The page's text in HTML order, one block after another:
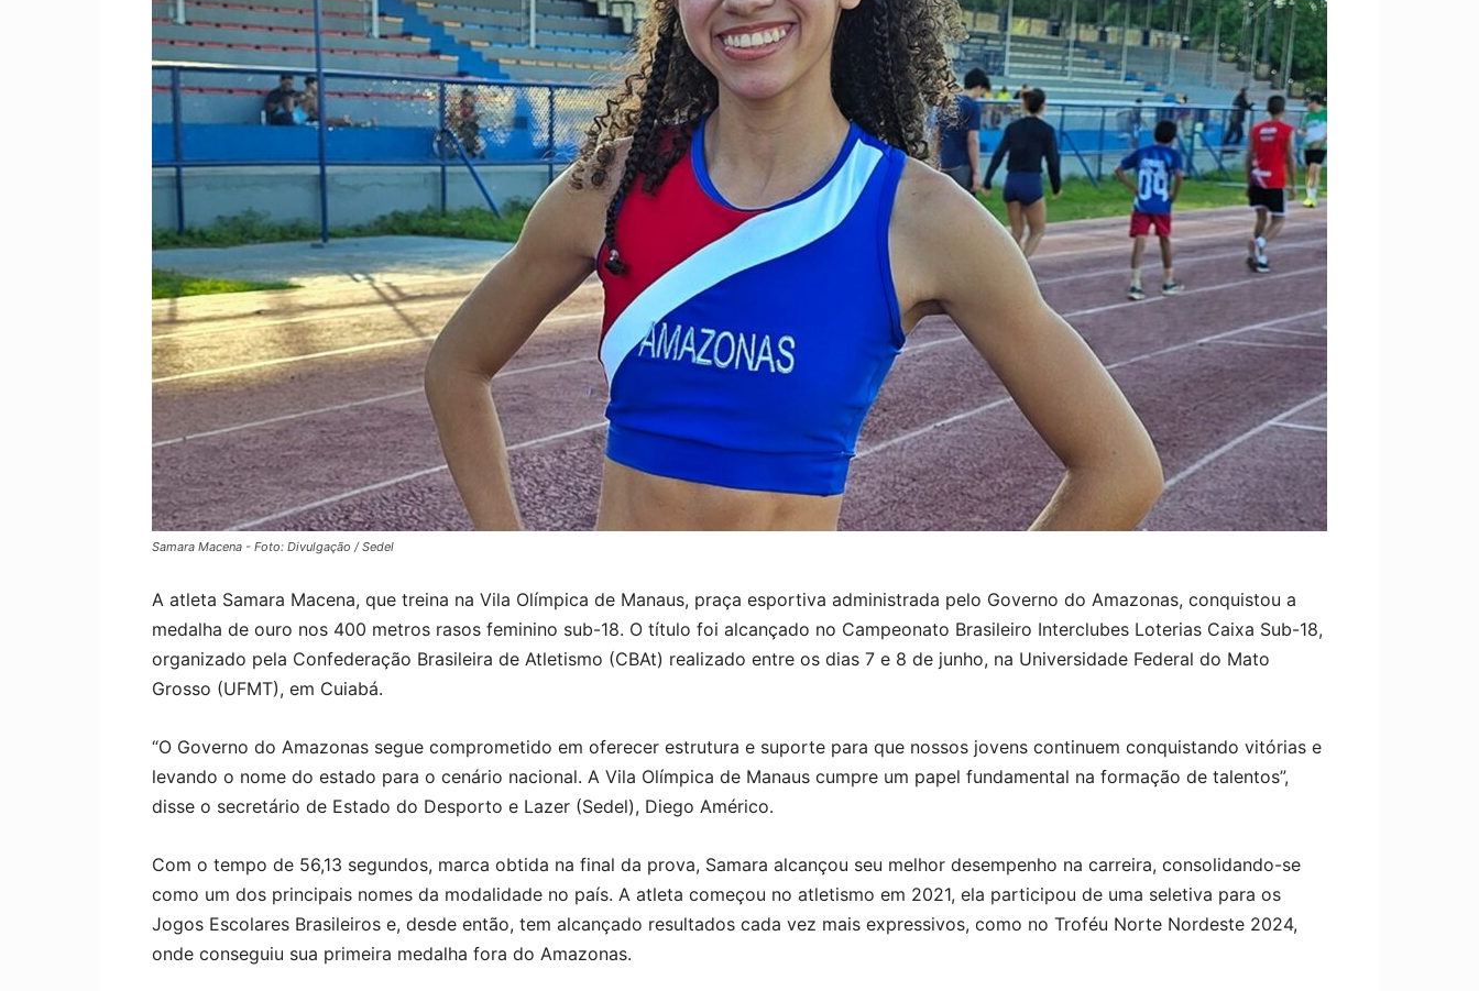
Samara Macena - Foto: Divulgação / Sedel
A atleta Samara Macena, que treina na Vila Olímpica de Manaus, praça esportiva administrada pelo Governo do Amazonas, conquistou a
medalha de ouro nos 400 metros rasos feminino sub-18. O título foi alcançado no Campeonato Brasileiro Interclubes Loterias Caixa Sub-18,
organizado pela Confederação Brasileira de Atletismo (CBAt) realizado entre os dias 7 e 8 de junho, na Universidade Federal do Mato
Grosso (UFMT), em Cuiabá.
“O Governo do Amazonas segue comprometido em oferecer estrutura e suporte para que nossos jovens continuem conquistando vitórias e
levando o nome do estado para o cenário nacional. A Vila Olímpica de Manaus cumpre um papel fundamental na formação de talentos”,
disse o secretário de Estado do Desporto e Lazer (Sedel), Diego Américo.
Com o tempo de 56,13 segundos, marca obtida na final da prova, Samara alcançou seu melhor desempenho na carreira, consolidando-se
como um dos principais nomes da modalidade no país. A atleta começou no atletismo em 2021, ela participou de uma seletiva para os
Jogos Escolares Brasileiros e, desde então, tem alcançado resultados cada vez mais expressivos, como no Troféu Norte Nordeste 2024,
onde conseguiu sua primeira medalha fora do Amazonas.